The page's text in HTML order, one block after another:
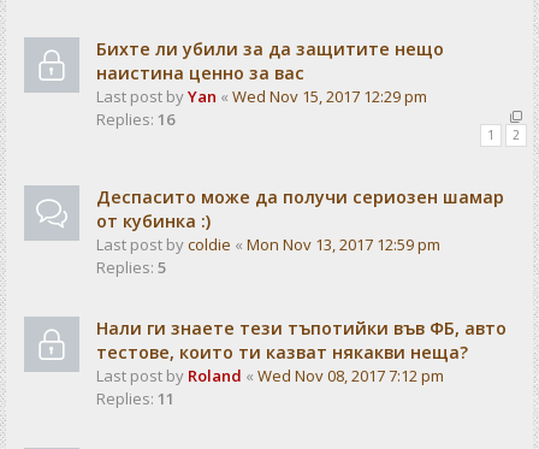
Бихте ли убили за да защитите нещо
наистина ценно за вас
Last post byYan « Wed Nov 15, 2017 12:29 pm
Replies: 16
1 2
Деспасито може да получи сериозен шамар
от кубинка :)
Last post bycoldie « Mon Nov 13, 2017 12:59 pm
Replies: 5
Нали ги знаете тези тъпотийки във ФБ, авто
тестове, които ти казват някакви неща?
Last post by Roland « Wed Nov 08, 2017 7:12 pm
Replies: 11